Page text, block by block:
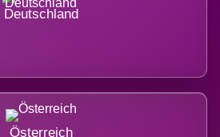
Deutschland
Österreich